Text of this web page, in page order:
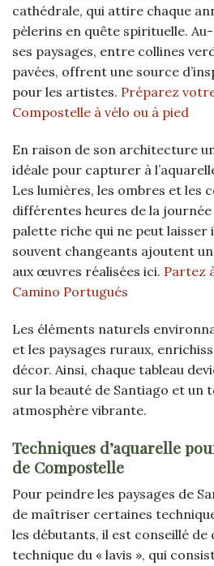
cathédrale, qui attire chaque
pèlerins en quête spirituelle.
ses paysages, entre collines
pavées, offrent une source
pour les artistes. Préparez
Compostelle à vélo ou à pied
En raison de son architecture
idéale pour capturer à
Les lumières, les ombres et les
différentes heures de la
palette riche qui ne peut laisser
souvent changeants ajoutent
aux œuvres réalisées ici. Partez
Camino Portugués
Les éléments naturels
et les paysages ruraux,
décor. Ainsi, chaque tableau
sur la beauté de Santiago et un
atmosphère vibrante.
Techniques d’aquarelle
de Compostelle
Pour peindre les paysages de
de maîtriser certaines
les débutants, il est conseillé
technique du « lavis », qui